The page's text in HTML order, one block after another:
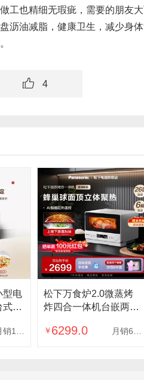
工也精细无瑕疵，需要的朋友
沥油减脂，健康卫生，减少身
4
型电
式智
松下万食炉2.0微蒸烤
炸四合一体机台嵌两用
DS262
￥6299.0